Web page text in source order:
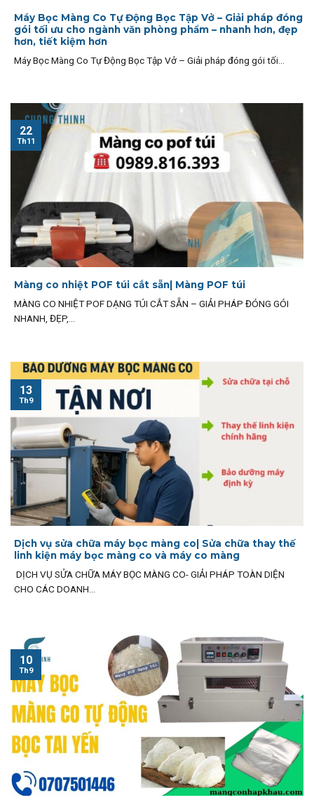
Máy Bọc Màng Co Tự Động Bọc Tập Vở – Giải pháp đóng
gói tối ưu cho ngành văn phòng phẩm – nhanh hơn, đẹp
hơn, tiết kiệm hơn
Máy Bọc Màng Co Tự Động Bọc Tập Vở – Giải pháp đóng gói tối...
Màng co nhiệt POF túi cắt sẵn| Màng POF túi
MÀNG CO NHIỆT POF DẠNG TÚI CẮT SẴN – GIẢI PHÁP ĐÓNG GÓI
NHANH, ĐẸP,...
22
Th11
Dịch vụ sửa chữa máy bọc màng co| Sửa chữa thay thế
linh kiện máy bọc màng co và máy co màng
DỊCH VỤ SỬA CHỮA MÁY BỌC MÀNG CO- GIẢI PHÁP TOÀN DIỆN
CHO CÁC DOANH...
13
Th9
10
Th9